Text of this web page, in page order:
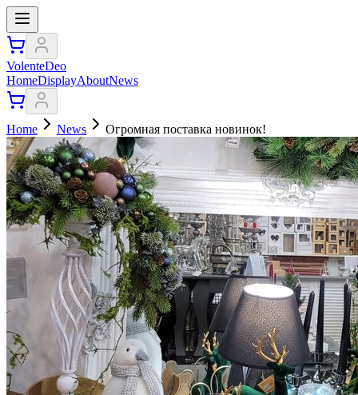
VolenteDeo
HomeDisplayAboutNews
Home News Огромная поставка новинок!